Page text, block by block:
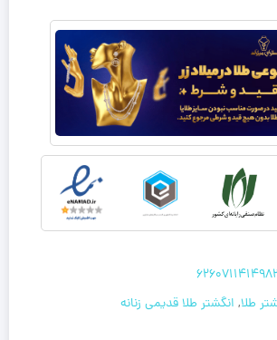
طلا, انگشتر طلا قدیمی زنانه